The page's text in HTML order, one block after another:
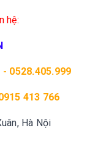
hệ:
0528.405.999
413 766
Hà Nội